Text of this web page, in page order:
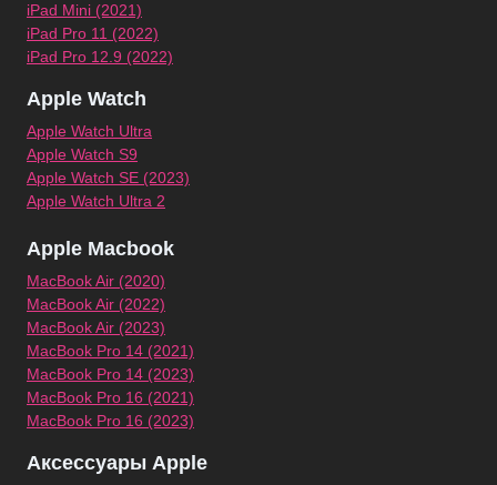
iPad Mini (2021)
iPad Pro 11 (2022)
iPad Pro 12.9 (2022)
Apple Watch
Apple Watch Ultra
Apple Watch S9
Apple Watch SE (2023)
Apple Watch Ultra 2
Apple Macbook
MacBook Air (2020)
MacBook Air (2022)
MacBook Air (2023)
MacBook Pro 14 (2021)
MacBook Pro 14 (2023)
MacBook Pro 16 (2021)
MacBook Pro 16 (2023)
Аксессуары Apple